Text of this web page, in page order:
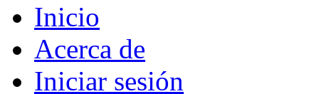
Inicio
Acerca de
Iniciar sesión